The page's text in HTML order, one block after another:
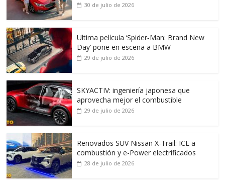
30 de julio de 2026
Ultima película ‘Spider‑Man: Brand New
Day’ pone en escena a BMW
29 de julio de 2026
SKYACTIV: ingeniería japonesa que
aprovecha mejor el combustible
29 de julio de 2026
Renovados SUV Nissan X-Trail: ICE a
combustión y e-Power electrificados
28 de julio de 2026